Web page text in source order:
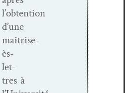
l’obtention
d’une
maîtrise-
ès-
let­
tres à